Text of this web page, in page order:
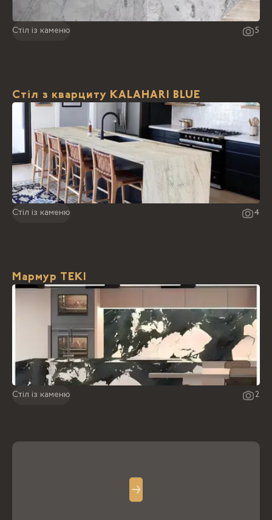
Стіл із каменю 5
Стіл з кварциту KALAHARI BLUE
Стіл із каменю 4
Мармур TEKI
Стіл із каменю 2